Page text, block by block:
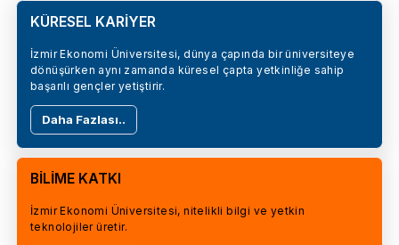
KÜRESEL KARİYER
İzmir Ekonomi Üniversitesi, dünya çapında bir üniversiteye
dönüşürken aynı zamanda küresel çapta yetkinliğe sahip
başarılı gençler yetiştirir.
Daha Fazlası..
BİLİME KATKI
İzmir Ekonomi Üniversitesi, nitelikli bilgi ve yetkin
teknolojiler üretir.